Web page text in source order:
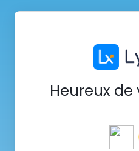
Heureux de